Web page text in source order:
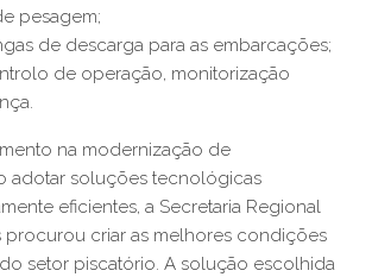
pesagem;
de descarga para as embarcações;
de operação, monitorização
na modernização de
adotar soluções tecnológicas
eficientes, a Secretaria Regional
procurou criar as melhores condições
setor piscatório. A solução escolhida